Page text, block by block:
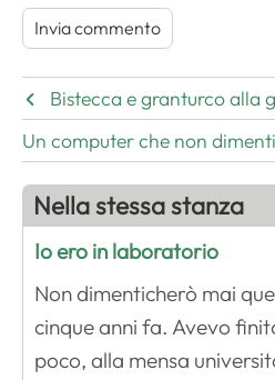
Bistecca e granturco alla
Un computer che non
Nella stessa stanza
Io ero in laboratorio
Non dimenticherò mai
cinque anni fa. Avevo
poco, alla mensa